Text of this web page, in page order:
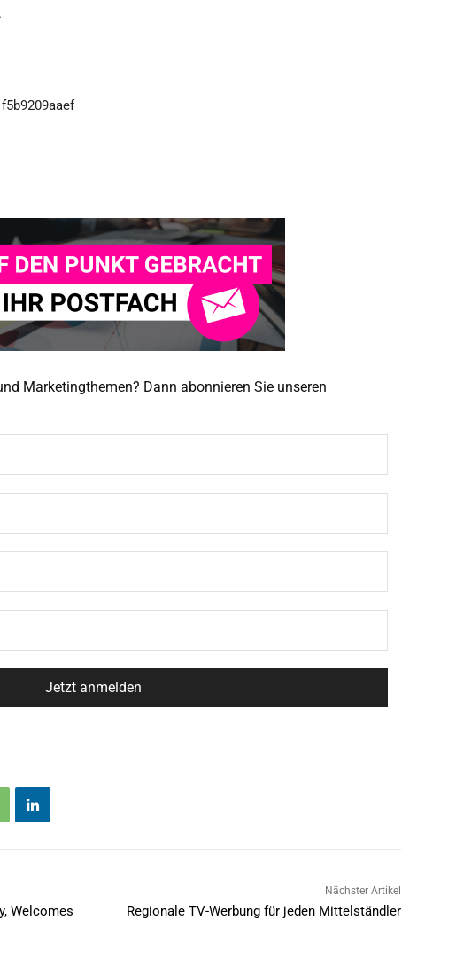
Marketingthemen? Dann abonnieren Sie unseren
Welcomes
Nächster Artikel
Regionale TV-Werbung für jeden Mittelständler